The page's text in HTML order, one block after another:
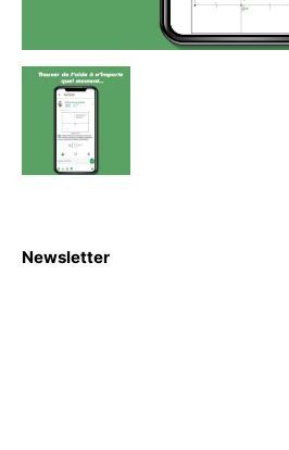
Newsletter